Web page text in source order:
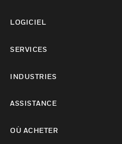
LOGICIEL
SERVICES
INDUSTRIES
ASSISTANCE
OÙ ACHETER